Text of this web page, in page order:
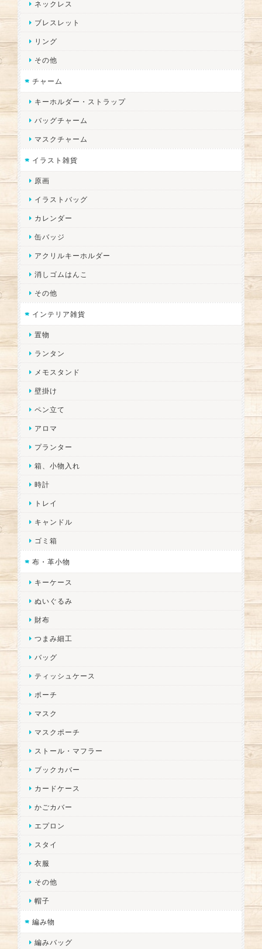
ネックレス
ブレスレット
リング
その他
チャーム
キーホルダー・ストラップ
バッグチャーム
マスクチャーム
イラスト雑貨
原画
イラストバッグ
カレンダー
缶バッジ
アクリルキーホルダー
消しゴムはんこ
その他
インテリア雑貨
置物
ランタン
メモスタンド
壁掛け
ペン立て
アロマ
プランター
箱、小物入れ
時計
トレイ
キャンドル
ゴミ箱
布・革小物
キーケース
ぬいぐるみ
財布
つまみ細工
バッグ
ティッシュケース
ポーチ
マスク
マスクポーチ
ストール・マフラー
ブックカバー
カードケース
かごカバー
エプロン
スタイ
衣服
その他
帽子
編み物
編みバッグ